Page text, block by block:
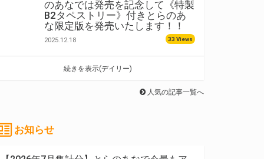
のあなでは発売を記念して《特製
B2タペストリー》付きとらのあ
な限定版を発売いたします！！
2025.12.18 33 Views
続きを表示(デイリー)
人気の記事一覧へ
お知らせ